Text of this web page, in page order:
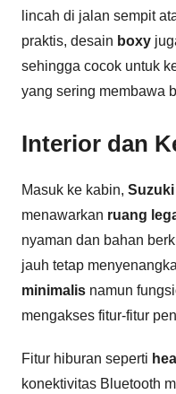
lincah di jalan sempit
praktis, desain boxy
sehingga cocok untuk
yang sering membawa
Interior dan
Masuk ke kabin,
menawarkan ruang
nyaman dan bahan
jauh tetap
minimalis namun
mengakses fitur-fitur
Fitur hiburan seperti
konektivitas Bluetooth